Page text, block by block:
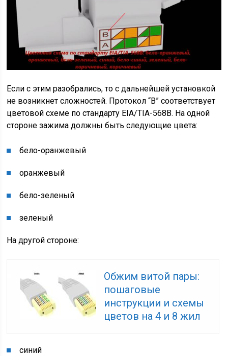
Если с этим разобрались, то с дальнейшей установкой
не возникнет сложностей. Протокол “B” соответствует
цветовой схеме по стандарту EIA/TIA-568B. На одной
стороне зажима должны быть следующие цвета:
бело-оранжевый
оранжевый
бело-зеленый
зеленый
На другой стороне:
Обжим витой пары:
пошаговые
инструкции и схемы
цветов на 4 и 8 жил
синий